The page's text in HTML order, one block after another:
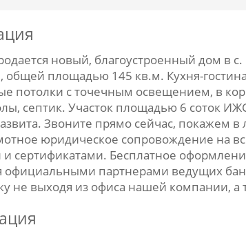
новый, благоустроенный дом в
общей площадью 145 кв.м. Кухня-
потолки с точечным освещением, в
септик. Участок площадью 6 соток
Звоните прямо сейчас, покажем
юридическое сопровождение на
Бесплатное
официальными партнерами ведущих
не выходя из офиса нашей компании, а